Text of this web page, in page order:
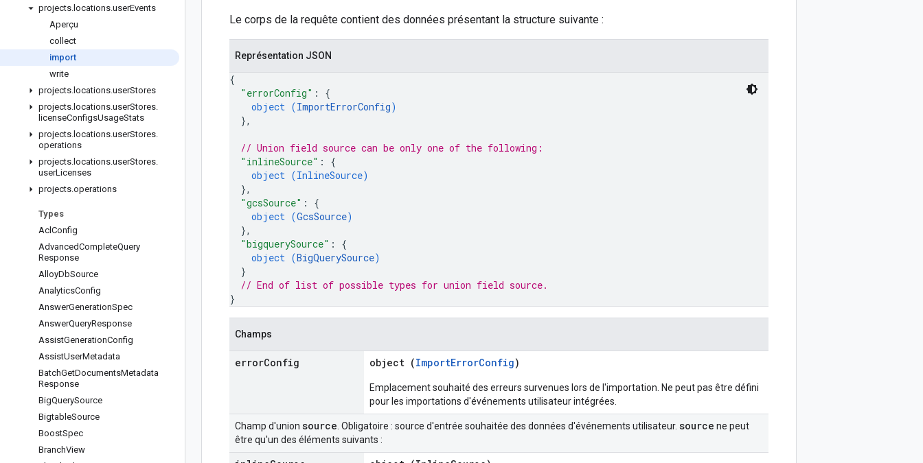
projects. locations.userEvents
Aperçu
collect
import
write
projects. locations.userStores
projects. locations.userStores.
licenseConfigsUsageStats
projects. locations.userStores.
operations
projects. locations.userStores.
userLicenses
projects.operations
Types
Acl Config
AdvancedCompleteQuery
Response
AlloyDbSource
AnalyticsConfig
AnswerGenerationSpec
AnswerQueryResponse
AssistGenerationConfig
AssistUserMetadata
BatchGetDocumentsMetadata
Response
BigQuerySource
BigtableSource
BoostSpec
BranchView
Le corps de la requête contient des données présentant la structure suivante :
Représentation JSON
{
"errorConfig" : {
object (ImportErrorConfig)
},
// Union field source can be only one of the following:
"inlineSource" : {
object (InlineSource)
},
"gcsSource" : {
object (GcsSource)
},
"bigquerySource" : {
object (BigQuerySource)
}
// End of list of possible types for union field source.
}
Champs
errorConfig object (ImportErrorConfig)
Emplacement souhaité des erreurs survenues lors de l'importation. Ne peut pas être défini
pour les importations d'événements utilisateur intégrées.
Champ d'union source . Obligatoire : source d'entrée souhaitée des données d'événements utilisateur. source ne peut
être qu'un des éléments suivants :